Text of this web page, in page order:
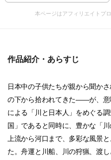
本ページはアフィリエイトプ
作品紹介・あらすじ
日本中の子供たちが親から聞か
の下から拾われてきた――が、
による「川と日本人」をめぐる
国」であると同時に、豊かな「
上流から河口まで、多彩な風景
た。舟運と川船、川の狩猟、渡